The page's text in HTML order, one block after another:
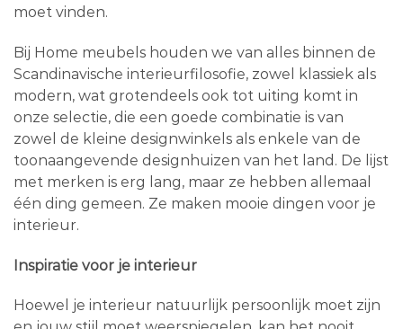
moet vinden.
Bij Home meubels houden we van alles binnen de
Scandinavische interieurfilosofie, zowel klassiek als
modern, wat grotendeels ook tot uiting komt in
onze selectie, die een goede combinatie is van
zowel de kleine designwinkels als enkele van de
toonaangevende designhuizen van het land. De lijst
met merken is erg lang, maar ze hebben allemaal
één ding gemeen. Ze maken mooie dingen voor je
interieur.
Inspiratie voor je interieur
Hoewel je interieur natuurlijk persoonlijk moet zijn